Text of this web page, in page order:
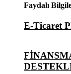
Faydalı
E-Ticaret